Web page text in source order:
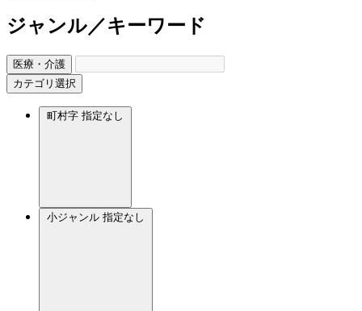
ジャンル／キーワード
医療・介護
カテゴリ選択
町村字 指定なし
小ジャンル 指定なし